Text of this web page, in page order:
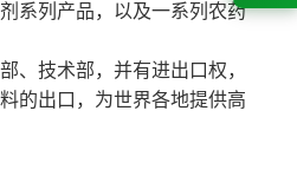
系列产品，以及一系列农药
、技术部，并有进出口权，
的出口，为世界各地提供高